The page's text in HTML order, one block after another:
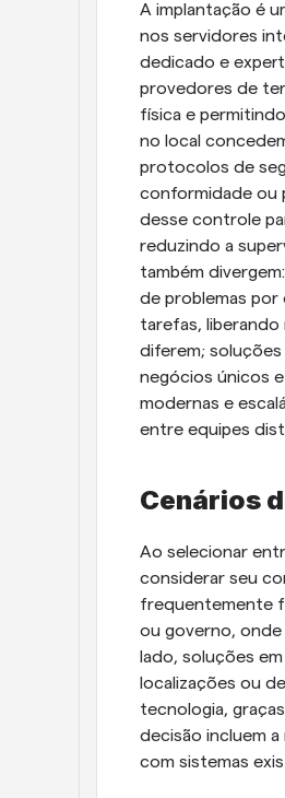
A implantação é
nos servidores
dedicado e
provedores de
física e
no local
protocolos de
conformidade ou
desse controle
reduzindo a
também
de problemas por
tarefas,
diferem;
negócios únicos
modernas e
entre equipes
Cenários
Ao selecionar
considerar seu
frequentemente
ou governo, onde
lado, soluções
localizações ou
tecnologia,
decisão incluem
com sistemas